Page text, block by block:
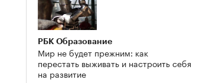
РБК Образование
Мир не будет прежним: как
перестать выживать и настроить себя
на развитие